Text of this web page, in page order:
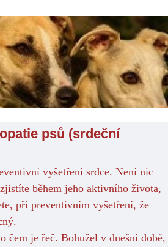
psů (srdeční
vyšetření srdce. Není nic
během jeho aktivního života,
při preventivním vyšetření, že
čem je řeč. Bohužel v dnešní době,